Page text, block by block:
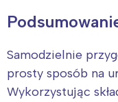
Samodzielnie
prosty sposób na
Wykorzystując